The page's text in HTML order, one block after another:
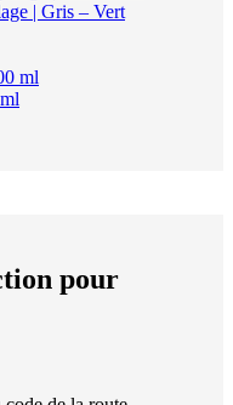
| Gris – Vert
pour